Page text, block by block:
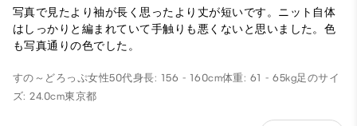
写真で見たより袖が長く思ったより丈が短いです。ニット自体
はしっかりと編まれていて手触りも悪くないと思いました。色
も写真通りの色でした。
すの～どろっぷ女性50代身長: 156 - 160cm体重: 61 - 65kg足のサイ
ズ: 24.0cm東京都